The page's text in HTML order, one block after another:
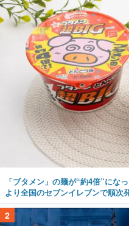
「ブタメン」の麺が“約4倍”にな
より全国のセブンイレブンで順次
2